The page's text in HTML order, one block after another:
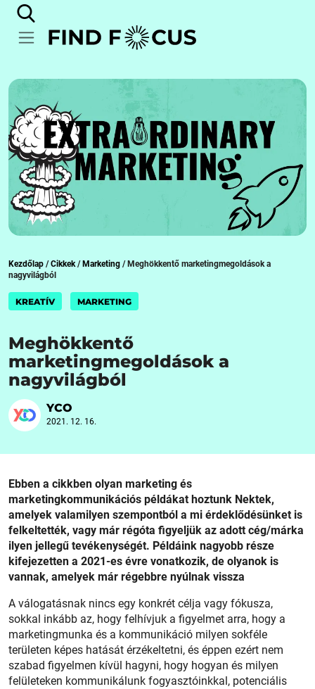
Kezdőlap /Cikkek/ Marketing / Meghökkentő marketingmegoldások a
nagyvilágból
KREATÍV MARKETING
Meghökkentő
marketingmegoldások a
nagyvilágból
YCO
2021. 12. 16.
Ebben a cikkben olyan marketing és
marketingkommunikációs példákat hoztunk Nektek,
amelyek valamilyen szempontból a mi érdeklődésünket is
felkeltették, vagy már régóta figyeljük az adott cég/márka
ilyen jellegű tevékenységét. Példáink nagyobb része
kifejezetten a 2021-es évre vonatkozik, de olyanok is
vannak, amelyek már régebbre nyúlnak vissza
A válogatásnak nincs egy konkrét célja vagy fókusza,
sokkal inkább az, hogy felhívjuk a figyelmet arra, hogy a
marketingmunka és a kommunikáció milyen sokféle
területen képes hatását érzékeltetni, és éppen ezért nem
szabad figyelmen kívül hagyni, hogy hogyan és milyen
felületeken kommunikálunk fogyasztóinkkal, potenciális